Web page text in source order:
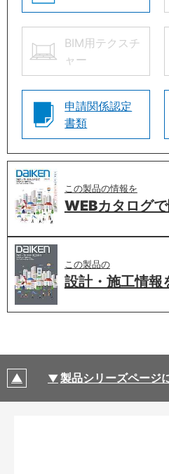
BIM用テクスチ
ャー
申請関係認定
書類
この製品の情報を
WEBカタログで
この製品の
設計・施工情報
製品シリーズページ